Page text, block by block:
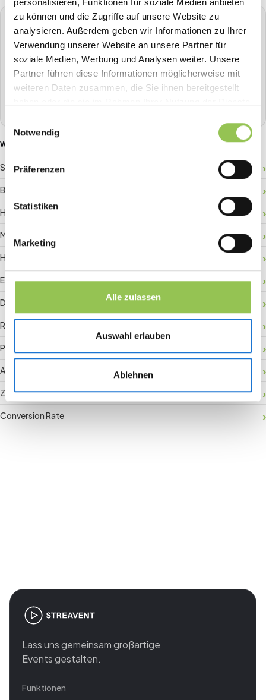
personalisieren, Funktionen für soziale Medien anbieten
zu können und die Zugriffe auf unsere Website zu
analysieren. Außerdem geben wir Informationen zu Ihrer
Verwendung unserer Website an unsere Partner für
soziale Medien, Werbung und Analysen weiter. Unsere
Partner führen diese Informationen möglicherweise mit
weiteren Daten zusammen, die Sie ihnen bereitgestellt
Notwendig
Präferenzen
Statistiken
Marketing
Alle zulassen
Auswahl erlauben
Ablehnen
STREAVENT
Die All-in-One Event-Plattform
Planen, Tickets verkaufen, Check-in, Streaming, Badge-
Druck und mehr - alles aus einer Hand.
WEITERE GLOSSAR-BEGRIFFE
Sponsor-ROI
Besucherlenkung
Hallenplan
Matchmaking
Hybride Registrierung
Event-Daten
Digitaler Check-in
RFID-Badge
Payment Gateway
Aktivierung vor Ort
Zuschauerbindung
Conversion Rate
Lass uns gemeinsam großartige
Events gestalten.
Funktionen